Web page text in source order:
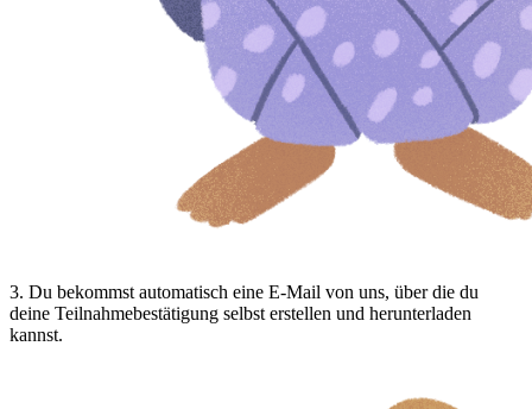
3. Du bekommst automatisch eine E-Mail von uns, über die du
deine Teilnahmebestätigung selbst erstellen und herunterladen
kannst.